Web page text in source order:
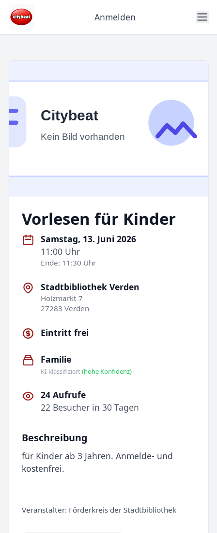
Anmelden
Vorlesen für Kinder
Samstag, 13. Juni 2026
11:00 Uhr
Ende: 11:30 Uhr
Stadtbibliothek Verden
Holzmarkt 7
27283 Verden
Eintritt frei
Familie
KI-klassifiziert(hohe Konfidenz)
24 Aufrufe
22 Besucher in 30 Tagen
Beschreibung
für Kinder ab 3 Jahren. Anmelde- und
kostenfrei.
Veranstalter: Förderkreis der Stadtbibliothek